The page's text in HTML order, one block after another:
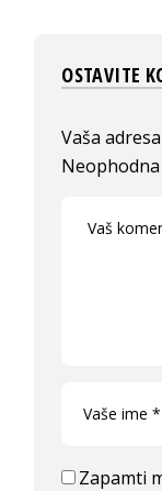
OSTAVITE
Vaša
Zapamti